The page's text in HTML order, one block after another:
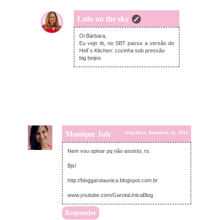
Lulu on the sky
quarta-feira, dezembro 17, 2014
Oi Bárbara,
Eu vejo tb, no SBT passa a versão do
Hell´s Kitchen: cozinha sob pressão
big beijos
Monique July terça-feira, dezembro 16, 2014
Nem vou opinar pq não assisto, rs.
Bjs!
http://bloggarotaunica.blogspot.com.br
www.youtube.com/GarotaUnicaBlog
Responder